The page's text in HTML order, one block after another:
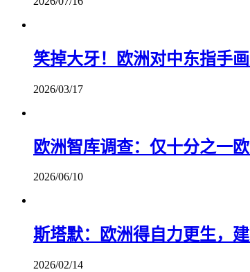
笑掉大牙！欧洲对中东指手
2026/03/17
欧洲智库调查：仅十分之一
2026/06/10
斯塔默：欧洲得自力更生，
2026/02/14